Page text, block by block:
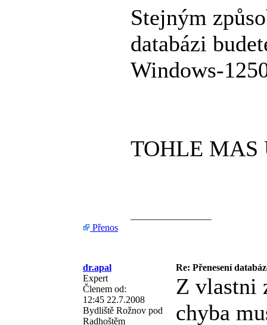
Stejným
databázi
Windows-
TOHLE MAS
Přenos
dr.apal
Re: Přenesení
Expert
Členem od:
12:45 22.7.2008
Bydliště Rožnov pod
Radhoštěm
Z vlastni
chyba